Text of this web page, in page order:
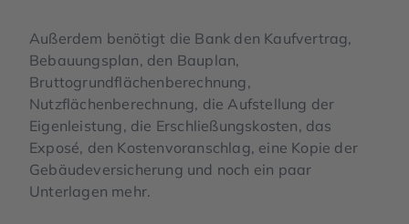
Außerdem benötigt die Bank den Kaufvertrag,
Bebauungsplan, den Bauplan,
Bruttogrundflächenberechnung,
Nutzflächenberechnung, die Aufstellung der
Eigenleistung, die Erschließungskosten, das
Exposé, den Kostenvoranschlag, eine Kopie der
Gebäudeversicherung und noch ein paar
Unterlagen mehr.